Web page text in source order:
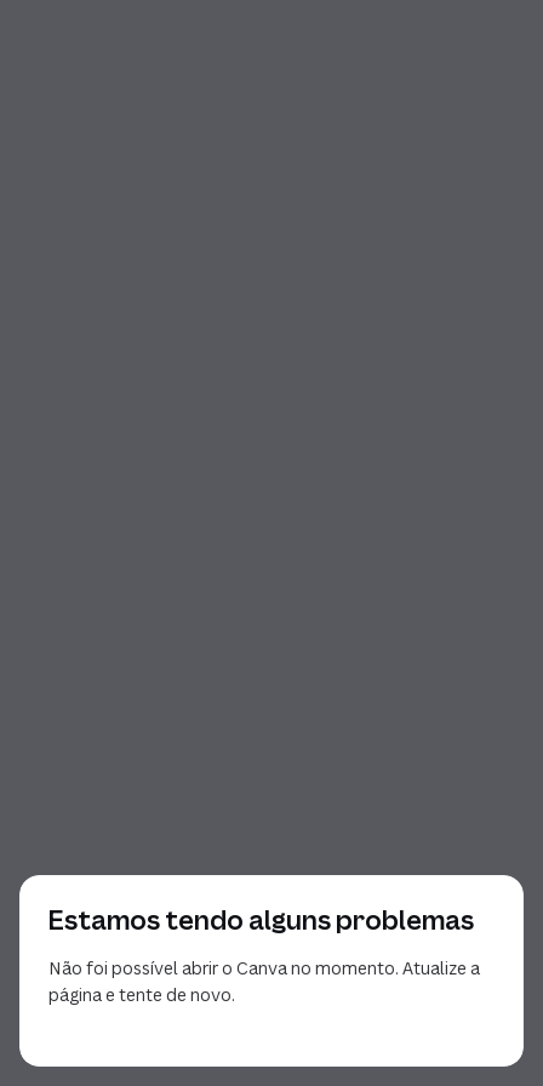
Estamos tendo alguns problemas
Não foi possível abrir o Canva no momento. Atualize a
página e tente de novo.